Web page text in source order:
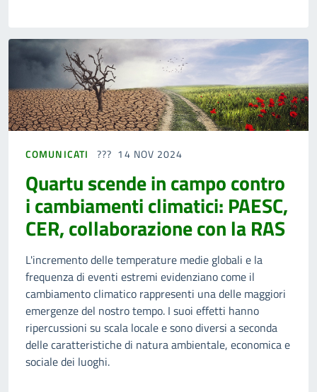
COMUNICATI 14 NOV 2024
Quartu scende in campo contro
i cambiamenti climatici: PAESC,
CER, collaborazione con la RAS
L'incremento delle temperature medie globali e la
frequenza di eventi estremi evidenziano come il
cambiamento climatico rappresenti una delle maggiori
emergenze del nostro tempo. I suoi effetti hanno
ripercussioni su scala locale e sono diversi a seconda
delle caratteristiche di natura ambientale, economica e
sociale dei luoghi.